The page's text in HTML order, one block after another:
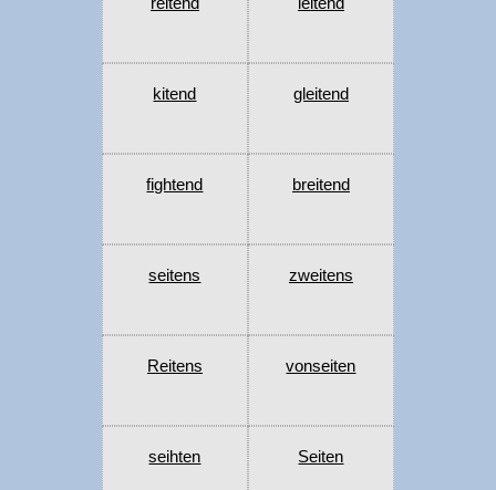
kitend gleitend
fightend breitend
seitens zweitens
Reitens vonseiten
seihten Seiten